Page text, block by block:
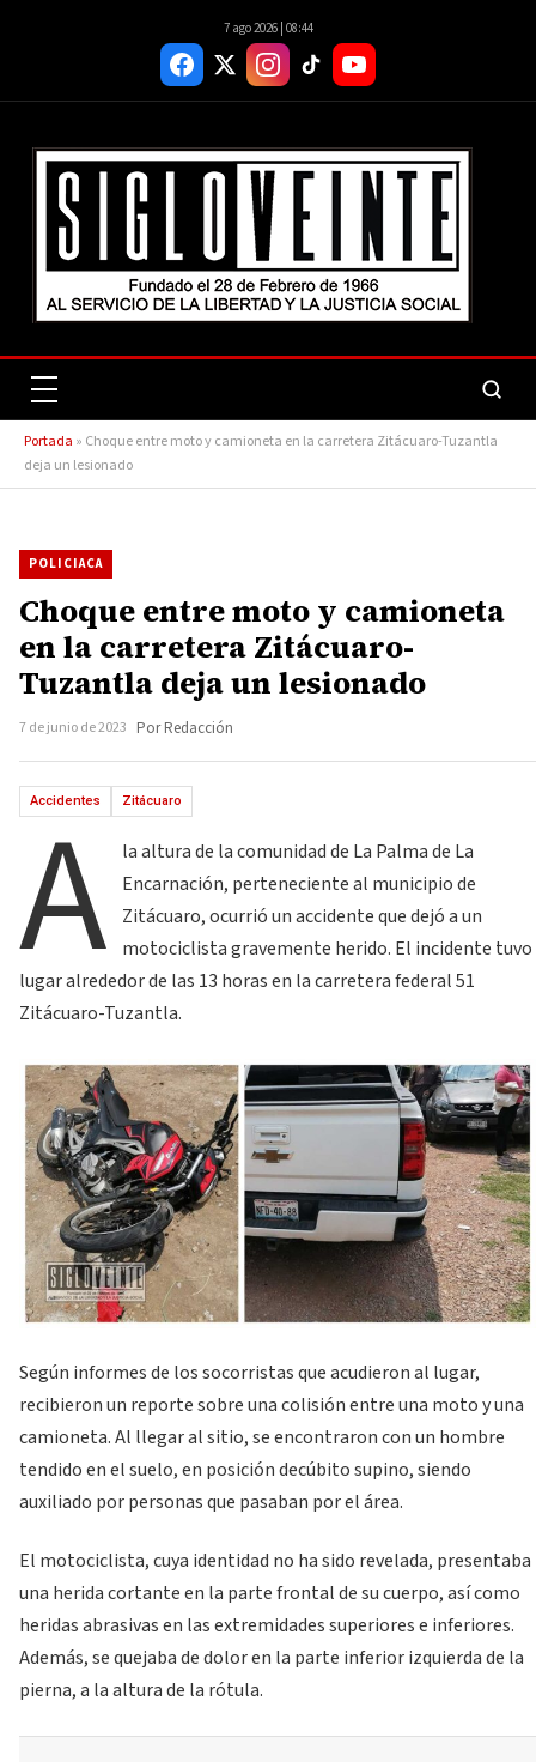
7 ago 2026 | 08:44
Portada » Choque entre moto y camioneta en la carretera Zitácuaro-Tuzantla
deja un lesionado
POLICIACA
Choque entre moto y camioneta
en la carretera Zitácuaro-
Tuzantla deja un lesionado
7 de junio de 2023 Por Redacción
Accidentes Zitácuaro
A
la altura de la comunidad de La Palma de La
Encarnación, perteneciente al municipio de
Zitácuaro, ocurrió un accidente que dejó a un
motociclista gravemente herido. El incidente tuvo
lugar alrededor de las 13 horas en la carretera federal 51
Zitácuaro-Tuzantla.
Según informes de los socorristas que acudieron al lugar,
recibieron un reporte sobre una colisión entre una moto y una
camioneta. Al llegar al sitio, se encontraron con un hombre
tendido en el suelo, en posición decúbito supino, siendo
auxiliado por personas que pasaban por el área.
El motociclista, cuya identidad no ha sido revelada, presentaba
una herida cortante en la parte frontal de su cuerpo, así como
heridas abrasivas en las extremidades superiores e inferiores.
Además, se quejaba de dolor en la parte inferior izquierda de la
pierna, a la altura de la rótula.